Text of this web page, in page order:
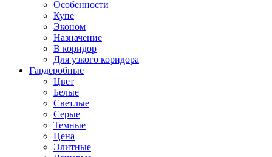
Особенности
Купе
Эконом
Назначение
В коридор
Для узкого коридора
Гардеробные
Цвет
Белые
Светлые
Серые
Темные
Цена
Элитные